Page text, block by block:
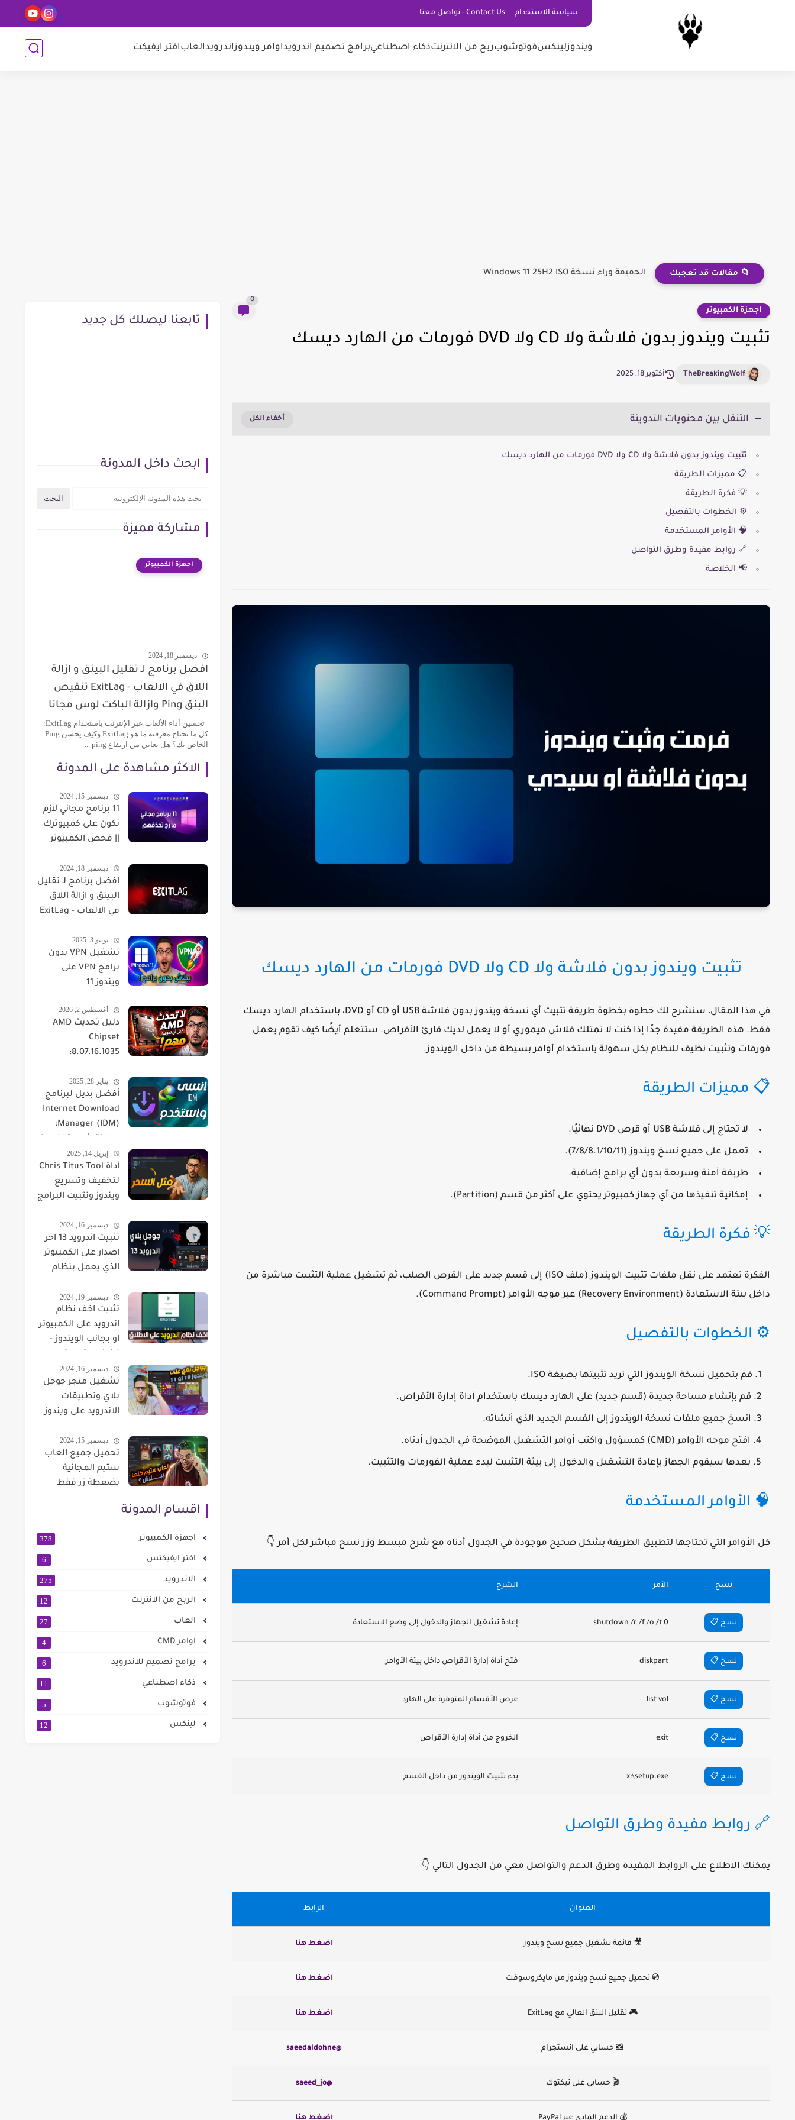
سياسة الاستخدام Contact Us - تواصل معنا
ويندوزلينكسفوتوشوبربح من الانترنتذكاء اصطناعيبرامج تصميم اندرويداوامر ويندوزاندرويدالعابافتر ايفيكت
📁 مقالات قد تعجبك الحقيقة وراء نسخة Windows 11 25H2 ISO
اجهزة الكمبيوتر
0
تثبيت ويندوز بدون فلاشة ولا CD ولا DVD فورمات من الهارد ديسك
TheBreakingWolf أكتوبر 18, 2025
التنقل بين محتويات التدوينة
تثبيت ويندوز بدون فلاشة ولا CD ولا DVD فورمات من الهارد ديسك
📋 مميزات الطريقة
💡 فكرة الطريقة
⚙️ الخطوات بالتفصيل
🧠 الأوامر المستخدمة
🔗 روابط مفيدة وطرق التواصل
📢 الخلاصة
تثبيت ويندوز بدون فلاشة ولا CD ولا DVD فورمات من الهارد ديسك
في هذا المقال، سنشرح لك خطوة بخطوة طريقة تثبيت أي نسخة ويندوز بدون فلاشة USB أو CD أو DVD
، باستخدام الهارد ديسك
فقط. هذه الطريقة مفيدة جدًا إذا كنت لا تمتلك فلاش ميموري أو لا يعمل لديك قارئ الأقراص. ستتعلم أيضًا كيف تقوم بعمل
فورمات وتثبيت نظيف للنظام بكل سهولة باستخدام أوامر بسيطة من داخل الويندوز.
📋 مميزات الطريقة
لا تحتاج إلى فلاشة USB أو قرص DVD نهائيًا.
تعمل على جميع نسخ ويندوز (7/8/8.1/10/11).
طريقة آمنة وسريعة بدون أي برامج إضافية.
إمكانية تنفيذها من أي جهاز كمبيوتر يحتوي على أكثر من قسم (Partition).
💡 فكرة الطريقة
الفكرة تعتمد على نقل ملفات تثبيت الويندوز (ملف ISO) إلى قسم جديد على القرص الصلب، ثم تشغيل عملية التثبيت مباشرة من
داخل بيئة الاستعادة (Recovery Environment) عبر موجه الأوامر (Command Prompt).
⚙️ الخطوات بالتفصيل
قم بتحميل نسخة الويندوز التي تريد تثبيتها بصيغة ISO
.
قم بإنشاء مساحة جديدة (قسم جديد) على الهارد ديسك باستخدام أداة إدارة الأقراص.
انسخ جميع ملفات نسخة الويندوز إلى القسم الجديد الذي أنشأته.
افتح موجه الأوامر (CMD) كمسؤول واكتب أوامر التشغيل الموضحة في الجدول أدناه.
بعدها سيقوم الجهاز بإعادة التشغيل والدخول إلى بيئة التثبيت لبدء عملية الفورمات والتثبيت.
🧠 الأوامر المستخدمة
كل الأوامر التي تحتاجها لتطبيق الطريقة بشكل صحيح موجودة في الجدول أدناه مع شرح مبسط وزر نسخ مباشر لكل أمر 👇
الشرح الأمر نسخ
إعادة تشغيل الجهاز والدخول إلى وضع الاستعادة shutdown /r /f /o /t 0 📋 نسخ
فتح أداة إدارة الأقراص داخل بيئة الأوامر diskpart 📋 نسخ
عرض الأقسام المتوفرة على الهارد list vol 📋 نسخ
الخروج من أداة إدارة الأقراص exit 📋 نسخ
بدء تثبيت الويندوز من داخل القسم x:\setup.exe 📋 نسخ
🔗 روابط مفيدة وطرق التواصل
يمكنك الاطلاع على الروابط المفيدة وطرق الدعم والتواصل معي من الجدول التالي 👇
العنوان الرابط
🎥 قائمة تشغيل جميع نسخ ويندوز اضغط هنا
💿 تحميل جميع نسخ ويندوز من مايكروسوفت اضغط هنا
🎮 تقليل البنق العالي مع ExitLag اضغط هنا
📸 حسابي على انستجرام @saeedaldohne
🎬 حسابي على تيكتوك @saeed_jo
💰 الدعم المادي عبر PayPal اضغط هنا
تابعنا ليصلك كل جديد
ابحث داخل المدونة
مشاركة مميزة
اجهزة الكمبيوتر
ديسمبر 18, 2024
افضل برنامج لـ تقليل البينق و ازالة
اللاق في الالعاب - ExitLag تنقيص
البنق Ping وازالة الباكت لوس مجانا
تحسين أداء الألعاب عبر الإنترنت باستخدام ExitLag:
كل ما تحتاج معرفته ما هو ExitLag وكيف يحسن Ping
الخاص بك؟ هل تعاني من ارتفاع ping ...
الاكثر مشاهدة على المدونة
ديسمبر 15, 2024
11 برنامج مجاني لازم
تكون على كمبيوترك
|| فحص الكمبيوتر
القطع
ديسمبر 18, 2024
افضل برنامج لـ تقليل
البينق و ازالة اللاق
في الالعاب - ExitLag
وازالة الباكت لوس
مجانا
يونيو 3, 2025
تشغيل VPN بدون
برامج VPN على
ويندوز 11
أغسطس 2, 2026
دليل تحديث AMD
Chipset
8.07.16.1035:
والحلول
يناير 28, 2025
أفضل بديل لبرنامج
Internet Download
Manager (IDM):
تحميل الملفات
إبريل 14, 2025
أداة Chris Titus Tool
لتخفيف وتسريع
ويندوز وتثبيت البرامج
ديسمبر 16, 2024
تثبيت اندرويد 13 اخر
اصدار على الكمبيوتر
الذي يعمل بنظام
ديسمبر 19, 2024
تثبيت اخف نظام
اندرويد على الكمبيوتر
او بجانب الويندوز -
الكمبيوتر FydeOS
ديسمبر 16, 2024
تشغيل متجر جوجل
بلاي وتطبيقات
الاندرويد على ويندوز
ديسمبر 15, 2024
تحميل جميع العاب
ستيم المجانية
بضغطة زر فقط
اقسام المدونة
اجهزة الكمبيوتر 378
افتر ايفيكتس 6
الاندرويد 275
الربح من الانترنت 12
العاب 27
اوامر CMD 4
برامج تصميم للاندرويد 6
ذكاء اصطناعي 11
فوتوشوب 5
لينكس 12